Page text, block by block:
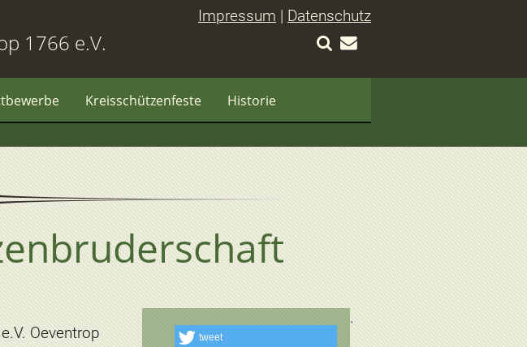
Impressum | Datenschutz
1766 e.V.
Kreisschützenfeste Historie
Oeventrop
tweet